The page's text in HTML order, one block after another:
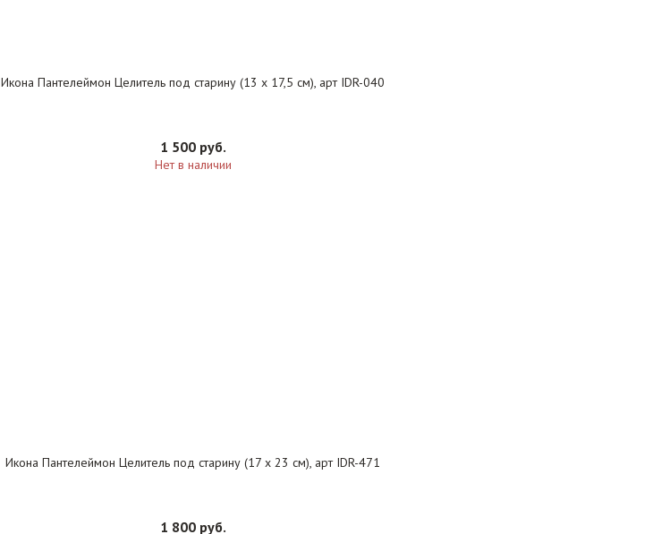
Икона Пантелеймон Целитель под старину (13 х 17,5 см), арт IDR-040
1 500 руб.
Нет в наличии
Икона Пантелеймон Целитель под старину (17 х 23 см), арт IDR-471
1 800 руб.